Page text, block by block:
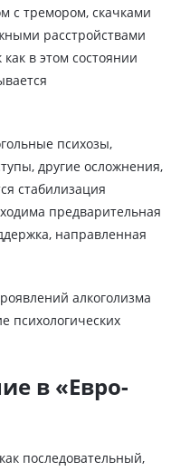
с тремором, скачками
расстройствами
в этом состоянии
психозы,
другие осложнения,
стабилизация
предварительная
направленная
алкоголизма
психологических
в «Евро-
последовательный,